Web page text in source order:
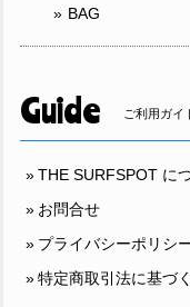
BAG
Guide ご利用ガイ
THE SURFSPOT に
お問合せ
プライバシーポリシ
特定商取引法に基づ